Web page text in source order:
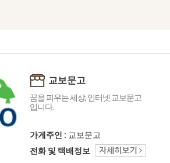
교보문고
꿈을 피우는 세상, 인터넷 교보문고
입니다.
가게주인 : 교보문고
전화 및 택배정보